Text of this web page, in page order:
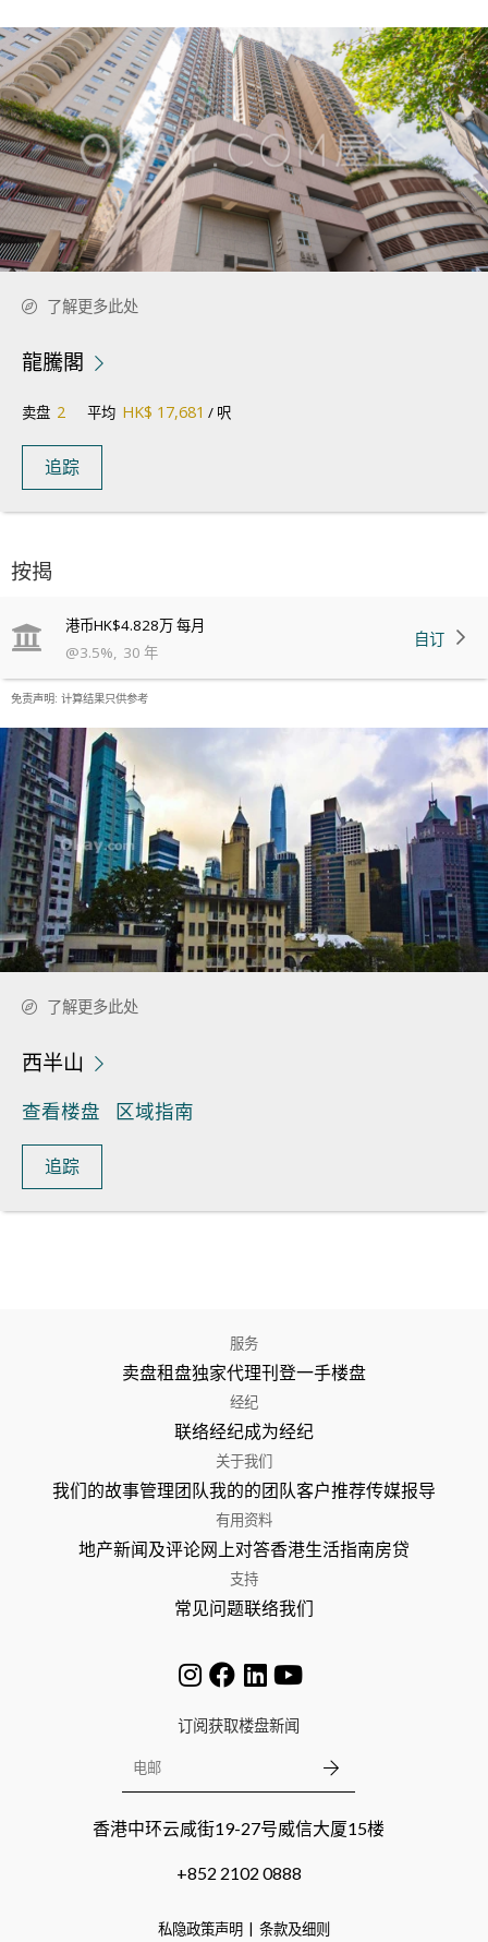
按揭
港币HK$4.828万每月
@3.5%, 30 年
自订
免责声明: 计算结果只供参考
了解更多此处
龍騰閣
卖盘 2 平均 HK$ 17,681 / 呎
追踪
了解更多此处
西半山
查看楼盘 区域指南
追踪
服务
卖盘租盘独家代理刊登一手楼盘
经纪
联络经纪成为经纪
关于我们
我们的故事管理团队我的的团队客户推荐传媒报导
有用资料
地产新闻及评论网上对答香港生活指南房贷
支持
常见问题联络我们
订阅获取楼盘新闻
香港中环云咸街19-27号威信大厦15楼
+852 2102 0888
私隐政策声明 条款及细则